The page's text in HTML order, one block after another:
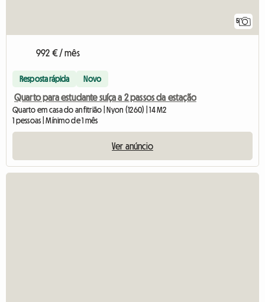
5
992 € / mês
Resposta rápida Novo
Quarto para estudante suíça a 2 passos da estação
Quarto em casa do anfitrião | Nyon (1260) | 14 M2
1 pessoas | Mínimo de 1 mês
Ver anúncio